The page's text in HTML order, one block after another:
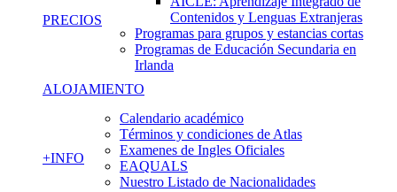
Contenidos y Lenguas Extranjeras
Programas para grupos y estancias cortas
Programas de Educación Secundaria en
Irlanda
PRECIOS
ALOJAMIENTO
+INFO
Calendario académico
Términos y condiciones de Atlas
Examenes de Ingles Oficiales
EAQUALS
Nuestro Listado de Nacionalidades